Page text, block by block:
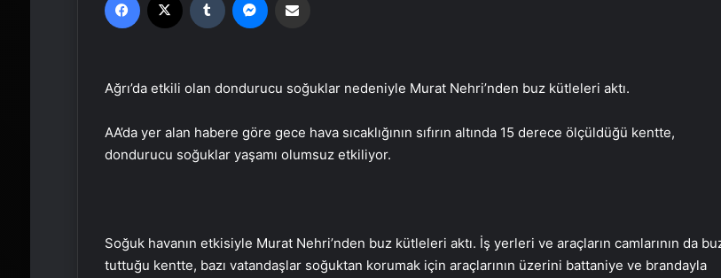
Ağrı’da etkili olan dondurucu soğuklar nedeniyle Murat Nehri’nden buz kütleleri aktı.
AA’da yer alan habere göre gece hava sıcaklığının sıfırın altında 15 derece ölçüldüğü kentte,
dondurucu soğuklar yaşamı olumsuz etkiliyor.
Soğuk havanın etkisiyle Murat Nehri’nden buz kütleleri aktı. İş yerleri ve araçların camlarının da
tuttuğu kentte, bazı vatandaşlar soğuktan korumak için araçlarının üzerini battaniye ve brandayla